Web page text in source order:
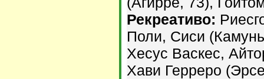
Рекреативо:
Поли, Сиси
Хесус Васкес,
Хави Герреро